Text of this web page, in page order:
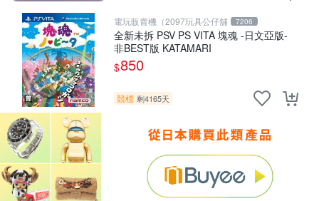
電玩販賣機（2097玩具公仔舖 7206
全新未拆 PSV PS VITA 塊魂 -日文亞版-
非BEST版 KATAMARI
$850
競標 剩4165天